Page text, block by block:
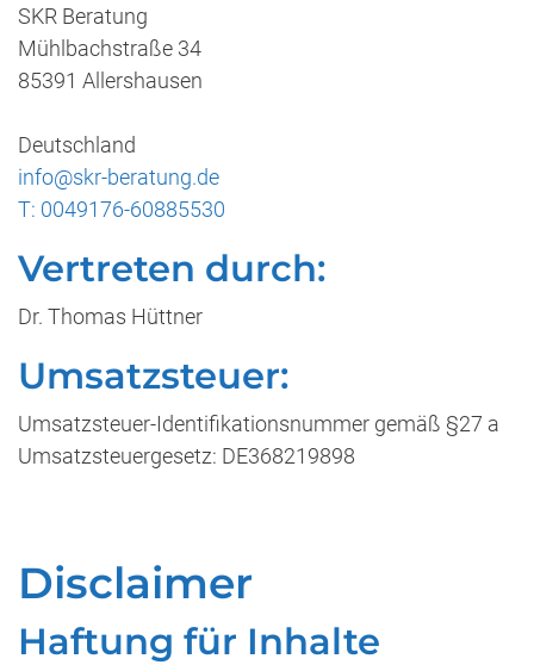
SKR Beratung
Mühlbachstraße 34
85391 Allershausen
Deutschland
info@skr-beratung.de
T: 0049176-60885530
Vertreten durch:
Dr. Thomas Hüttner
Umsatzsteuer:
Umsatzsteuer-Identifikationsnummer gemäß §27 a
Umsatzsteuergesetz: DE368219898
Disclaimer
Haftung für Inhalte